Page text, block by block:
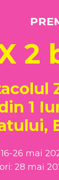
2
1
26 mai
28 mai